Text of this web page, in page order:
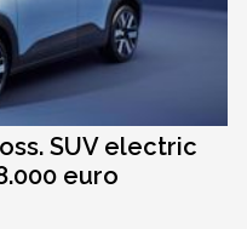
SUV electric
euro